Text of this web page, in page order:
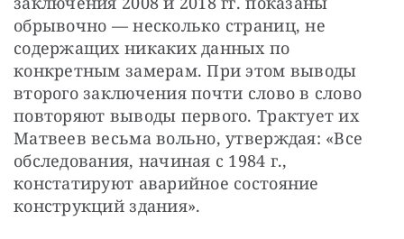
обрывочно — несколько страниц, не
содержащих никаких данных по
конкретным замерам. При этом выводы
второго заключения почти слово в слово
повторяют выводы первого. Трактует их
Матвеев весьма вольно, утверждая: «Все
обследования, начиная с 1984 г.,
констатируют аварийное состояние
конструкций здания».